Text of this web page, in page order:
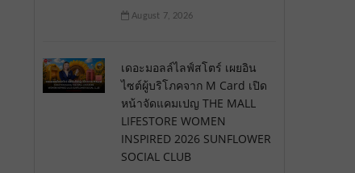
August 7, 2026
เดอะมอลล์ไลฟ์สโตร์ เผยอิน
ไซต์ผู้บริโภคจาก M Card เปิด
หน้าจัดแคมเปญ THE MALL
LIFESTORE WOMEN
INSPIRED 2026 SUNFLOWER
SOCIAL CLUB